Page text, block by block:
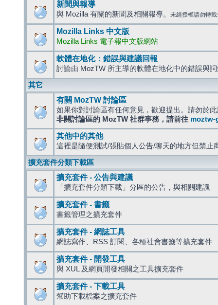
新聞與報導
與 Mozilla 有關的新聞及相關報導。 未經授權請勿轉
Mozilla Links 中文版
Mozilla Links 電子報中文版網站
軟體在地化：錯誤與建議回報
討論由 MozTW 所主導的軟體在地化中的錯誤與
其它
有關 MozTW 討論區
如果你對討論區有任何意見，歡迎提出。請勿於
非關討論區的 MozTW 社群事務，請前往 moztw-
其他中的其他
這裡是隨便測試/張貼個人公告/聊天的地方但禁止
擴充套件分類下載區
擴充套件 - 公告與建議
「擴充套件分類下載」分區的公告，與相關建議
擴充套件 - 書籤
書籤管理之擴充套件
擴充套件 - 網誌工具
網誌寫作、RSS 訂閱、各種社會書籤等擴充套件
擴充套件 - 開發工具
與 XUL 及網頁開發相關之工具擴充套件
擴充套件 - 下載工具
幫助下載檔案之擴充套件